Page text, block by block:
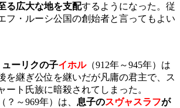
る広大な地を支配するようになった。従
フ・ルーシ公国の創始者と言ってもよい
ューリクの子イホル（912年～945年）は
を継ぎ公位を継いだが凡庸の君主で、ス
ート氏族に暗殺されてしまった。
（？～969年）は、 息子のスヴャスラフが